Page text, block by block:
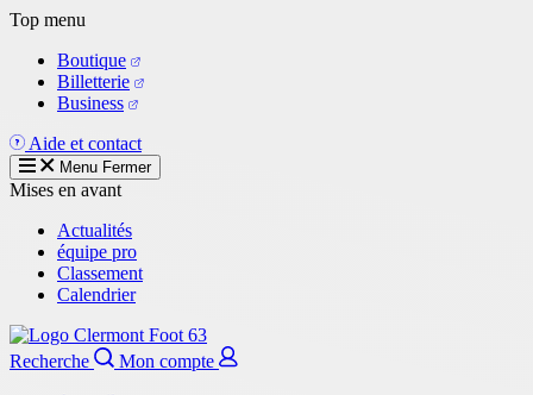
Aller
contenu
principal
Top menu
Boutique
Billetterie
Business
Aide et contact
Menu Fermer
Mises en avant
Actualités
équipe pro
Classement
Calendrier
Recherche
Mon compte